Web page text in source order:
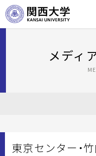
メディ
東京センター・